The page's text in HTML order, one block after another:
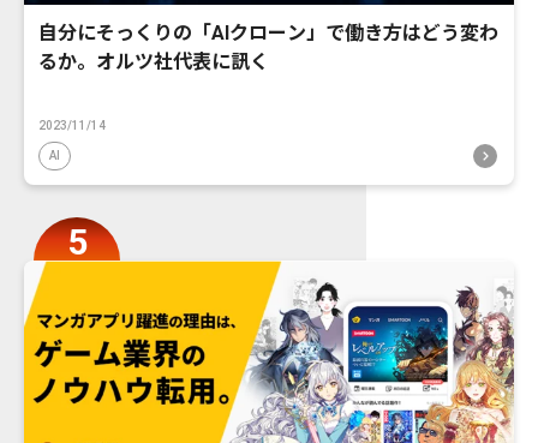
自分にそっくりの「AIクローン」で働き方はどう変わ
るか。オルツ社代表に訊く
2023/11/14
AI